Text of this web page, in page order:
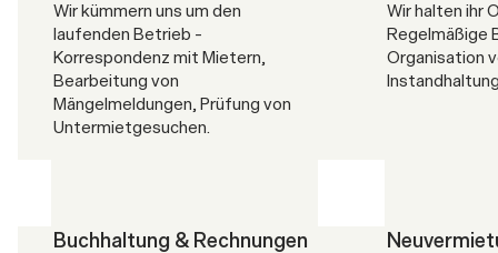
Wir kümmern uns um den
laufenden Betrieb –
Korrespondenz mit Mietern,
Bearbeitung von
Mängelmeldungen, Prüfung von
Untermietgesuchen.
Wir halten ihr
Regelmäßige
Organisation
Buchhaltung & Rechnungen